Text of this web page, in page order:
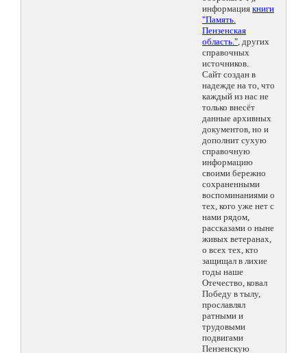
информация книги
"Память.
Пензенская
область.", других
справочных
источников.
Сайт создан в
надежде на то, что
каждый из нас не
только внесёт
данные архивных
документов, но и
дополнит сухую
справочную
информацию
своими бережно
сохраненными
воспоминаниями о
тех, кого уже нет с
нами рядом,
рассказами о ныне
живых ветеранах,
о всех тех, кто
защищал в лихие
годы наше
Отечество, ковал
Победу в тылу,
прославлял
ратными и
трудовыми
подвигами
Пензенскую